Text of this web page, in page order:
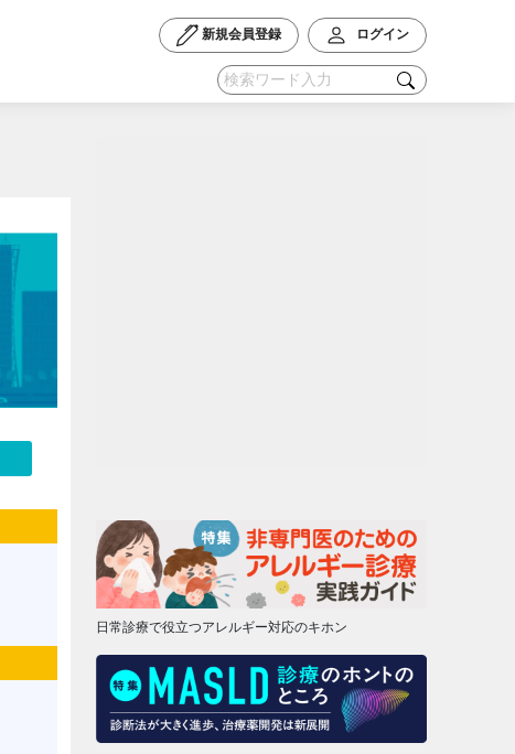
新規会員登録 ログイン
日常診療で役立つアレルギー対応のキホン